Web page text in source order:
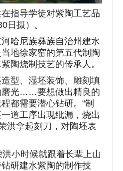
导学徒对紫陶工艺品
日摄）。
尼族彝族自治州建水
地徐家窑的第五代制陶
陶烧制技艺的传承人。
、湿坯装饰、雕刻填
磨光……要想做出精良的
都需要潜心钻研。“制
道工序出现纰漏，烧出
洪拿起刻刀，对陶坯表
小时候就跟着长辈上山
研建水紫陶的制作技